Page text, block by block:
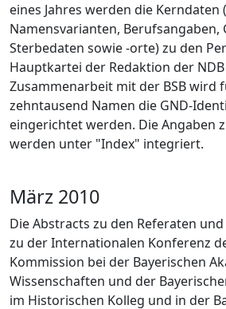
eines Jahres werden die Kerndaten
Namensvarianten, Berufsangaben,
Sterbedaten sowie -orte) zu den
Hauptkartei der Redaktion der
Zusammenarbeit mit der BSB wird
zehntausend Namen die GND-
eingerichtet werden. Die Angaben
werden unter "Index" integriert.
März 2010
Die Abstracts zu den Referaten
zu der Internationalen Konferenz
Kommission bei der Bayerischen
Wissenschaften und der
im Historischen Kolleg und in der